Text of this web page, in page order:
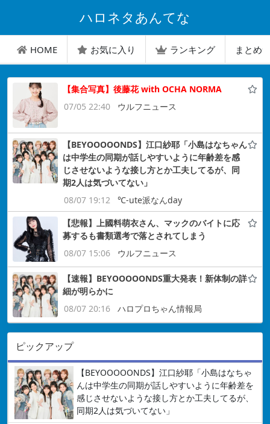
ハロネタあんてな
HOME お気に入り ランキング まとめ
【集合写真】後藤花 with OCHA NORMA
07/05 22:40
ウルフニュース
【BEYOOOOONDS】江口紗耶「小島はなちゃん
は中学生の同期が話しやすいように年齢差を感
じさせないような接し方とか工夫してるが、同
期2人は気づいてない」
08/07 19:12
℃-ute派なんday
【悲報】上國料萌衣さん、マックのバイトに応
募するも書類選考で落とされてしまう
08/07 15:06
ウルフニュース
【速報】BEYOOOOONDS重大発表！新体制の詳
細が明らかに
08/07 20:16
ハロプロちゃん情報局
ピックアップ
【BEYOOOOONDS】江口紗耶「小島はなちゃ
んは中学生の同期が話しやすいように年齢差を
感じさせないような接し方とか工夫してるが、
同期2人は気づいてない」